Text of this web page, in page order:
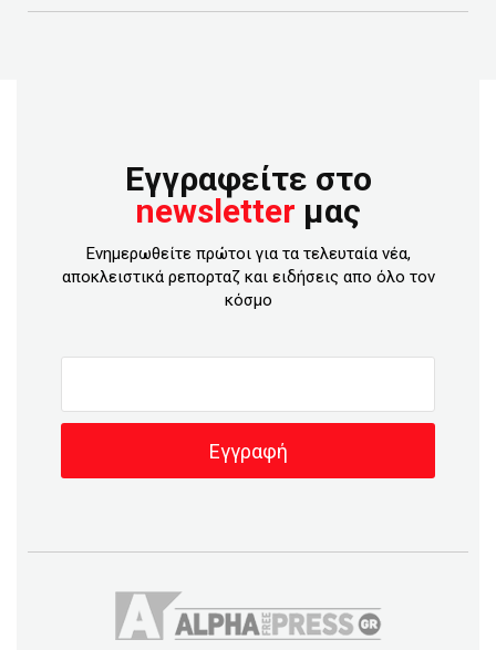
Εγγραφείτε στο
newsletter μας
Ενημερωθείτε πρώτοι για τα τελευταία νέα,
αποκλειστικά ρεπορταζ και ειδήσεις απο όλο τον
κόσμο